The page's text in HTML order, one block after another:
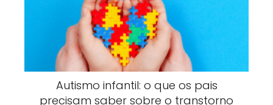
Autismo infantil: o que os pais
precisam saber sobre o transtorno